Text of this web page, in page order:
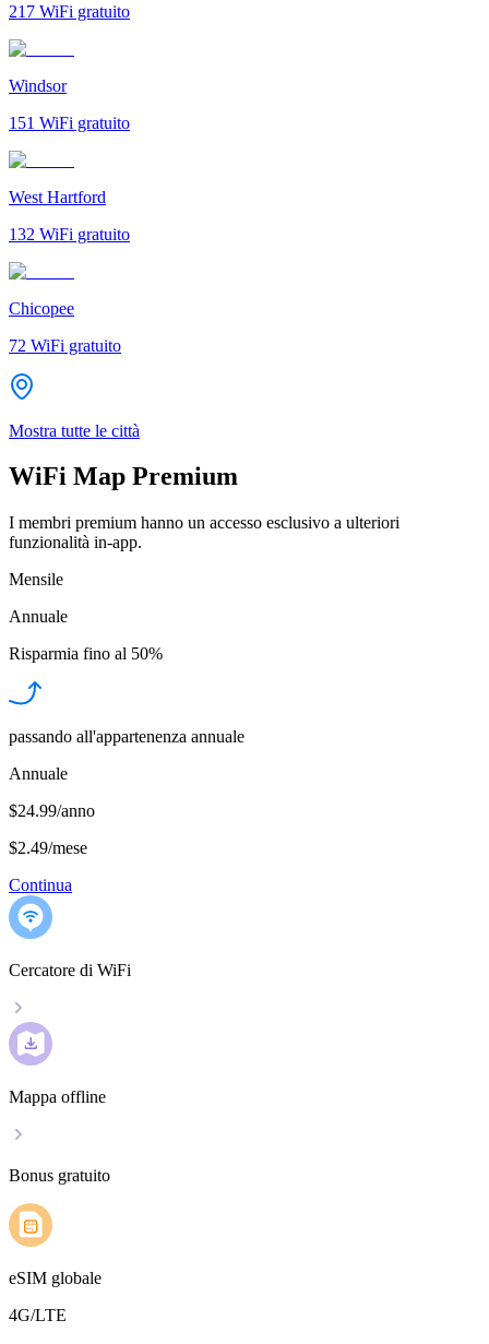
217 WiFi gratuito
Windsor
151 WiFi gratuito
West Hartford
132 WiFi gratuito
Chicopee
72 WiFi gratuito
Mostra tutte le città
WiFi Map Premium
I membri premium hanno un accesso esclusivo a ulteriori
funzionalità in-app.
Mensile
Annuale
Risparmia fino al 50%
passando all'appartenenza annuale
Annuale
$24.99/anno
$2.49/mese
Continua
Cercatore di WiFi
Mappa offline
Bonus gratuito
eSIM globale
4G/LTE